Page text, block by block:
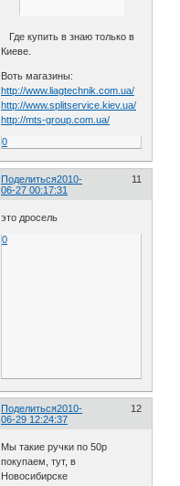
Где купить в знаю только в
Киеве.
Воть магазины:
http://www.liagtechnik.com.ua/
http://www.splitservice.kiev.ua/
http://mts-group.com.ua/
0
Поделиться 11
2010-
06-27 00:17:31
это дросель
0
Поделиться 12
2010-
06-29 12:24:37
Мы такие ручки по 50р
покупаем, тут, в
Новосибирске